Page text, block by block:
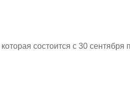
состоится с 30 сентября